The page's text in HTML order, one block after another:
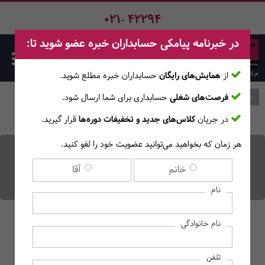
021- 42294
تنخواه گردان کیست؟ انواع
تنخواه گردانی چیست؟
صفحه اصلی وبلاگ
در خبرنامه پیامکی حسابداران خبره عضو شوید تا:
از همایش‌های رایگان حسابداران خبره مطلع ‎شوید.
فرصت‌های شغلی حسابداری برای شما ارسال شود.
در جریانکلاس‌های جدید و تخفیفات دوره‌هاقرار گیرید.
هر زمان که بخواهید می‌توانید عضویت خود را لغو کنید.
خانم آقا
نام
نام خانوادگی
تلفن